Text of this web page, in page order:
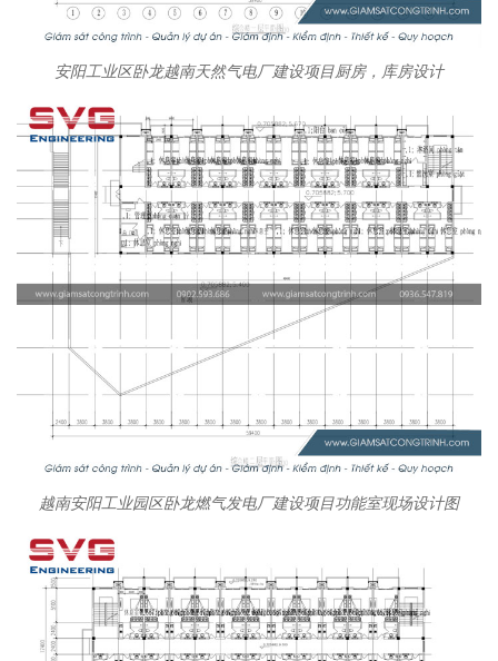
安阳工业区卧龙越南天然气电厂建设项目厨房，库房设计
越南安阳工业园区卧龙燃气发电厂建设项目功能室现场设计图